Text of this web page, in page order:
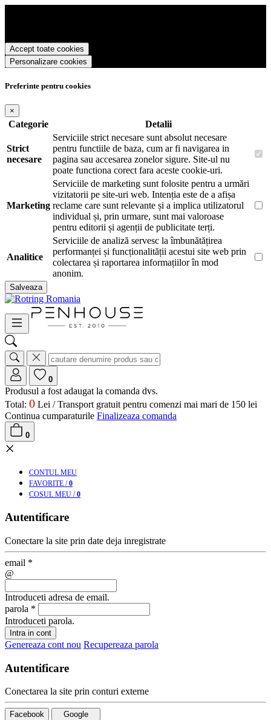
pentru a va oferi si livra functii avansate si continut personalizat de
marketing.
Pentru a va putea bucura de intreaga experienta ca vizitator Rotring
uri.
Accept toate cookies
Personalizare cookies
Preferinte pentru cookies
×
Categorie Detalii
Strict
necesare
Serviciile strict necesare sunt absolut necesare
pentru functiile de baza, cum ar fi navigarea in
pagina sau accesarea zonelor sigure. Site-ul nu
poate functiona corect fara aceste cookie-uri.
Marketing
Serviciile de marketing sunt folosite pentru a urmări
vizitatorii pe site-uri web. Intenția este de a afișa
reclame care sunt relevante și a implica utilizatorul
individual și, prin urmare, sunt mai valoroase
pentru editorii și agenții de publicitate terți.
Analitice
Serviciile de analiză servesc la îmbunătățirea
performanței și funcționalității acestui site web prin
colectarea și raportarea informațiilor în mod
anonim.
Salveaza
0
Produsul a fost adaugat la comanda dvs.
Total: 0 Lei /Transport gratuit pentru comenzi mai mari de 150 lei
Continua cumparaturile Finalizeaza comanda
0
×
CONTUL MEU
FAVORITE / 0
COSUL MEU / 0
Autentificare
Conectare la site prin date deja inregistrate
email *
@
Introduceti adresa de email.
parola *
Introduceti parola.
Intra in cont
Genereaza cont nou Recupereaza parola
Autentificare
Conectarea la site prin conturi externe
Facebook Google